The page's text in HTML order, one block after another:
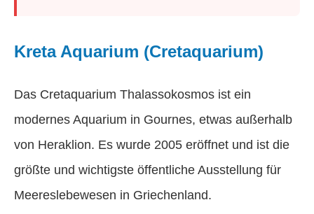
Kreta Aquarium (Cretaquarium)
Das Cretaquarium Thalassokosmos ist ein
modernes Aquarium in Gournes, etwas außerhalb
von Heraklion. Es wurde 2005 eröffnet und ist die
größte und wichtigste öffentliche Ausstellung für
Meereslebewesen in Griechenland.